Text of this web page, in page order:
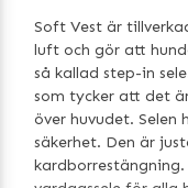
Soft Vest är
luft och gör att
så kallad step-in
som tycker att det
över huvudet.
säkerhet. Den är